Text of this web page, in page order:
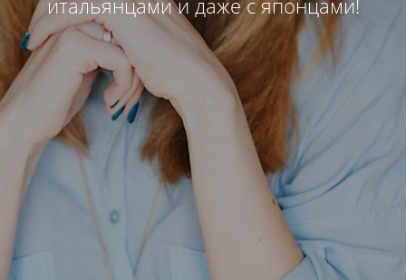
итальянцами и даже с японцами!